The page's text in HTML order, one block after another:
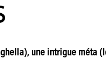
une intrigue méta